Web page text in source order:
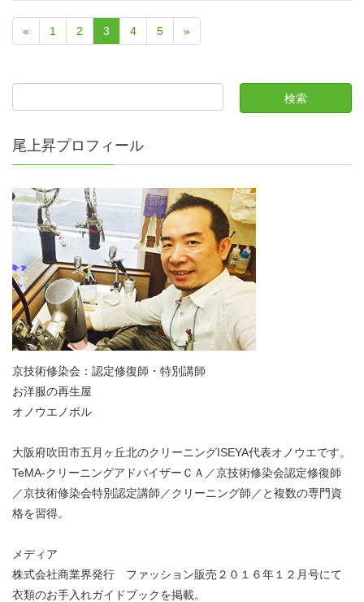
« 1 2 3 4 5 »
尾上昇プロフィール
京技術修染会：認定修復師・特別講師
お洋服の再生屋
オノウエノボル
大阪府吹田市五月ヶ丘北のクリーニングISEYA代表オノウエです。
TeMA-クリーニングアドバイザーＣＡ／京技術修染会認定修復師
／京技術修染会特別認定講師／クリーニング師／と複数の専門資
格を習得。
メディア
株式会社商業界発行 ファッション販売２０１６年１２月号にて
衣類のお手入れガイドブックを掲載。